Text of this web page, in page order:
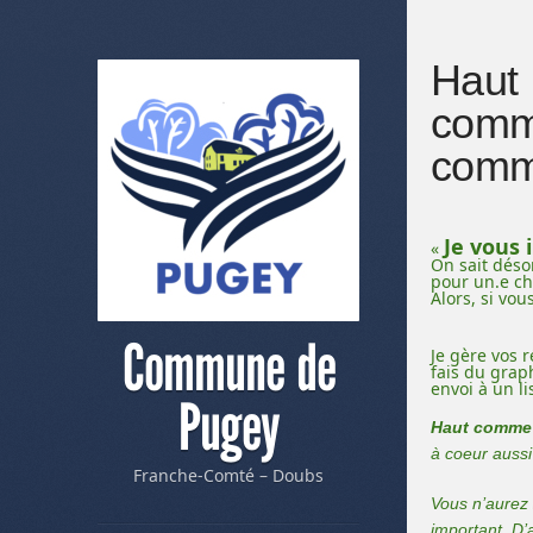
Commune de
Pugey
Franche-Comté – Doubs
Haut
« Je
On sait
pour un.e
Alors, si
Je gère vos
fais du
envoi à un
Haut
à coeur
Vous